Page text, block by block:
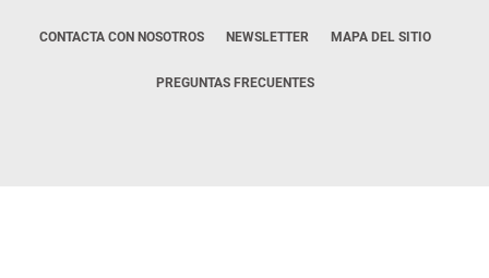
CONTACTA CON NOSOTROS NEWSLETTER MAPA DEL SITIO
PREGUNTAS FRECUENTES